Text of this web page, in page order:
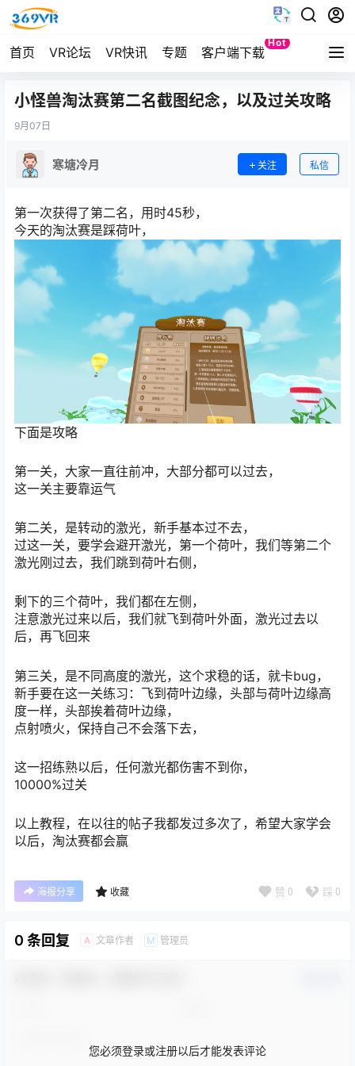
首页 VR论坛 VR快讯 专题 客户端下载
Hot
Quest
小怪兽淘汰赛第二名截图纪念，以及过关攻略
9月 07日
寒塘冷月 关注 私信
第一次获得了第二名，用时45秒，
今天的淘汰赛是踩荷叶，
下面是攻略
第一关，大家一直往前冲，大部分都可以过去，
这一关主要靠运气
第二关，是转动的激光，新手基本过不去，
过这一关，要学会避开激光，第一个荷叶，我们等第二个
激光刚过去，我们跳到荷叶右侧，
剩下的三个荷叶，我们都在左侧，
注意激光过来以后，我们就飞到荷叶外面，激光过去以
后，再飞回来
第三关，是不同高度的激光，这个求稳的话，就卡bug，
新手要在这一关练习：飞到荷叶边缘，头部与荷叶边缘高
度一样，头部挨着荷叶边缘，
点射喷火，保持自己不会落下去，
这一招练熟以后，任何激光都伤害不到你，
10000%过关
以上教程，在以往的帖子我都发过多次了，希望大家学会
以后，淘汰赛都会赢
海报分享 收藏 赞 0 踩 0
0 条回复 A 文章作者 M 管理员
您必须登录或注册以后才能发表评论